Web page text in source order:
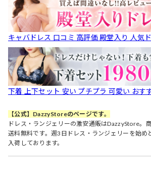
キャバドレス 口コミ 高評価 殿堂入り 人気
下着 上下セット 安い プチプラ 可愛い おす
【公式】DazzyStoreのページです。
ドレス・ランジェリーの激安通販はDazzyStore。
送料無料です。週3日ドレス・ランジェリーを始め
入荷しております。